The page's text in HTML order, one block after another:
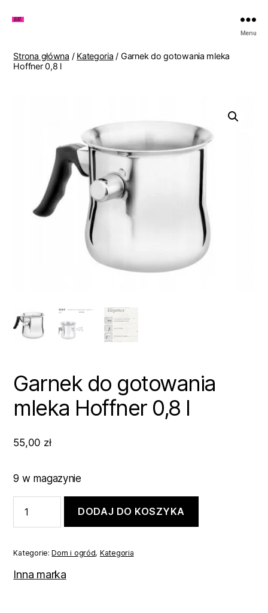
Lenki
Menu
Strona główna / Kategoria / Garnek do gotowania mleka
Hoffner 0,8 l
Garnek do gotowania
mleka Hoffner 0,8 l
55,00 zł
9 w magazynie
Garnek
do
mleka
Hoffner
0,8
DODAJ DO KOSZYKA
Kategorie:Dom i ogród, Kategoria
Inna marka